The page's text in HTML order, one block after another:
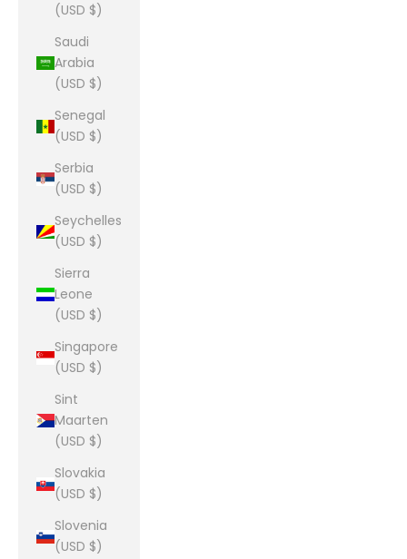
(USD $)
Saudi
Arabia
(USD $)
Senegal
(USD $)
Serbia
(USD $)
Seychelles
(USD $)
Sierra
Leone
(USD $)
Singapore
(USD $)
Sint
Maarten
(USD $)
Slovakia
(USD $)
Slovenia
(USD $)